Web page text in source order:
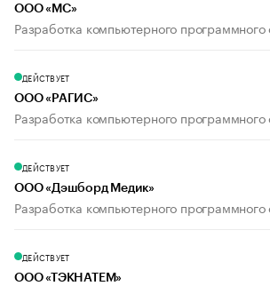
ООО «МС»
Разработка компьютерного программного
ДЕЙСТВУЕТ
ООО «РАГИС»
Разработка компьютерного программного
ДЕЙСТВУЕТ
ООО «Дэшборд Медик»
Разработка компьютерного программного
ДЕЙСТВУЕТ
ООО «ТЭКНАТЕМ»